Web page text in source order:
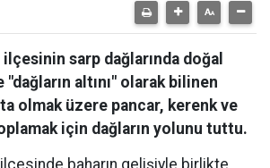
ilçesinin sarp dağlarında doğal
altını" olarak bilinen
olmak üzere pancar, kerenk ve
için dağların yolunu tuttu.
baharın gelişiyle birlikte